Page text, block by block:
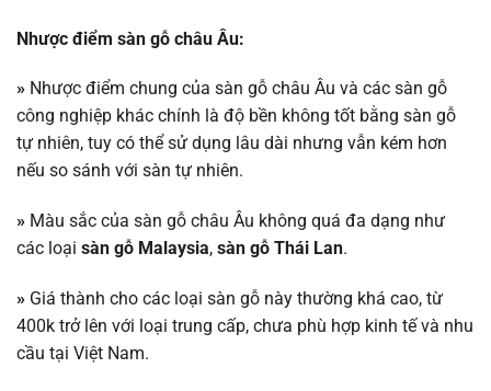
Nhược điểm sàn gỗ châu Âu:
» Nhược điểm chung của sàn gỗ châu Âu và các sàn gỗ
công nghiệp khác chính là độ bền không tốt bằng sàn gỗ
tự nhiên, tuy có thể sử dụng lâu dài nhưng vẫn kém hơn
nếu so sánh với sàn tự nhiên.
» Màu sắc của sàn gỗ châu Âu không quá đa dạng như
các loại sàn gỗ Malaysia, sàn gỗ Thái Lan.
» Giá thành cho các loại sàn gỗ này thường khá cao, từ
400k trở lên với loại trung cấp, chưa phù hợp kinh tế và nhu
cầu tại Việt Nam.